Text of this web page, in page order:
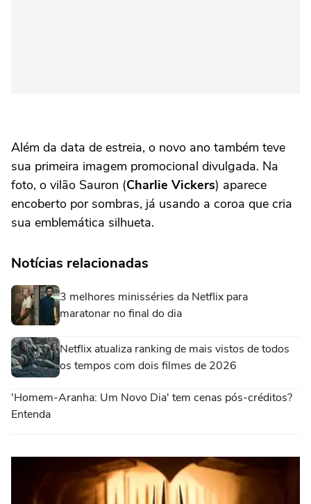
Além da data de estreia, o novo ano também teve
sua primeira imagem promocional divulgada. Na
foto, o vilão Sauron (Charlie Vickers) aparece
encoberto por sombras, já usando a coroa que cria
sua emblemática silhueta.
Notícias relacionadas
3 melhores minisséries da Netflix para
maratonar no final do dia
Netflix atualiza ranking de mais vistos de todos
os tempos com dois filmes de 2026
'Homem-Aranha: Um Novo Dia' tem cenas pós-créditos?
Entenda